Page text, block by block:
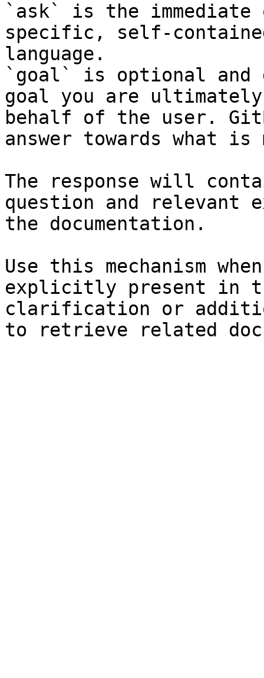
`ask` is the
specific, self-
language.
`goal` is optional and
goal you are
behalf of the user.
answer towards what
The response will
question and relevant
the documentation.
Use this mechanism
explicitly present in
clarification or